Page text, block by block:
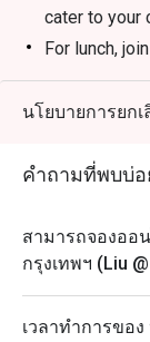
ที่มองหาติ่มซำ
ประสบการณ์อ
เวลาเพื่อรับส่วน
cater to your
For lunch,
our
(last order
and public
* Last order
For dinner,
delightful a-
Join us at
journey you
นโยบายการยก
คำถามที่พบบ่อ
สามารถจองออ
กรุงเทพฯ (Liu
เวลาทำการขอ